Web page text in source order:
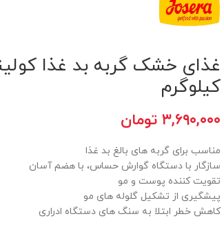
کیلوگرم
۳,۶۹۰,۰۰۰ تومان
مناسب برای گربه های بالغ بد غذا
سازگار با دستگاه گوارش حساس، با هضم آسان
تقویت کننده پوست و مو
پیشگیری از تشکیل گلوله های مو
کاهش خطر ابتلا به سنگ های دستگاه ادراری